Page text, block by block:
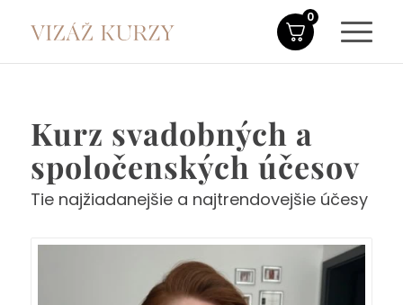
0
Kurz svadobných a
spoločenských účesov
Tie najžiadanejšie a najtrendovejšie účesy